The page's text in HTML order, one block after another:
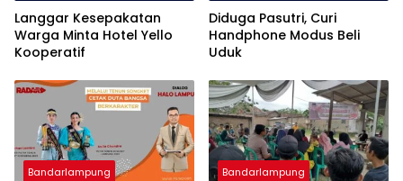
Langgar Kesepakatan
Warga Minta Hotel Yello
Kooperatif
Diduga Pasutri, Curi
Handphone Modus Beli
Uduk
Bandarlampung Bandarlampung